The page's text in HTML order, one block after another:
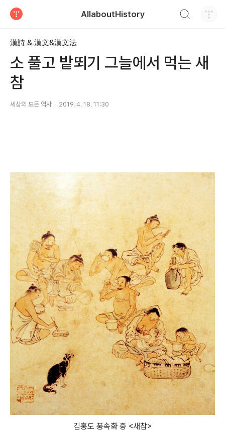
AllaboutHistory
漢詩 & 漢文&漢文法
소 풀고 밭뙤기 그늘에서 먹는 새
참
세상의 모든 역사 2019. 4. 18. 11:30
김홍도 풍속화 중 <새참>